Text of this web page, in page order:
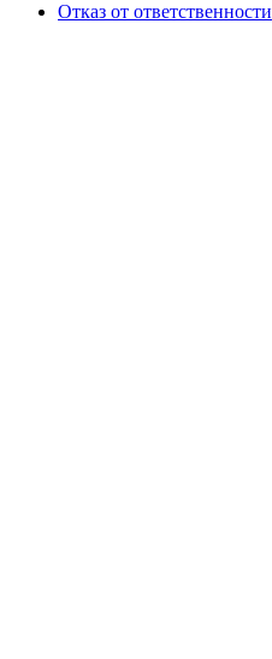
Отказ от ответственности